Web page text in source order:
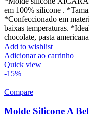
em 100% silicone .
*Confeccionado em
baixas temperaturas.
chocolate, pasta
Add to wishlist
Adicionar ao carrinho
Quick view
-15%
Compare
Molde Silicone A